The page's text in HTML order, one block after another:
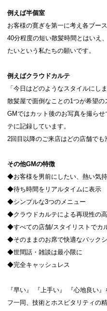
例えば半個室
お客様の寛ぎを第一に考え各ブー
40分程度の短い散髪時間とはいえ
たいという私たちの願いです。
例えばクラウドカルテ
「今日はどのようなスタイルにし
散髪屋で面倒なことの1つが希望の
GMではカット後のお写真を撮ら
テに記録しています。
2回目以降のご来店はどの店舗でも
その他GMの特徴
◆お客様を男前にしたい、熱い気
◆待ち時間をリアルタイムに表示
◆シンプルな3つのメニュー
◆クラウドカルテによる再現性の
◆すべての店舗/スタイリストでカ
◆そのままのお席で快適なバック
◆世間話・雑談は最小限に
◆完全キャッシュレス
『早い』 『上手い』 『心地良い
フ一同、技術とホスピタリティの